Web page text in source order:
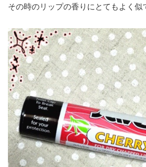
その時のリップの香りにとてもよく似